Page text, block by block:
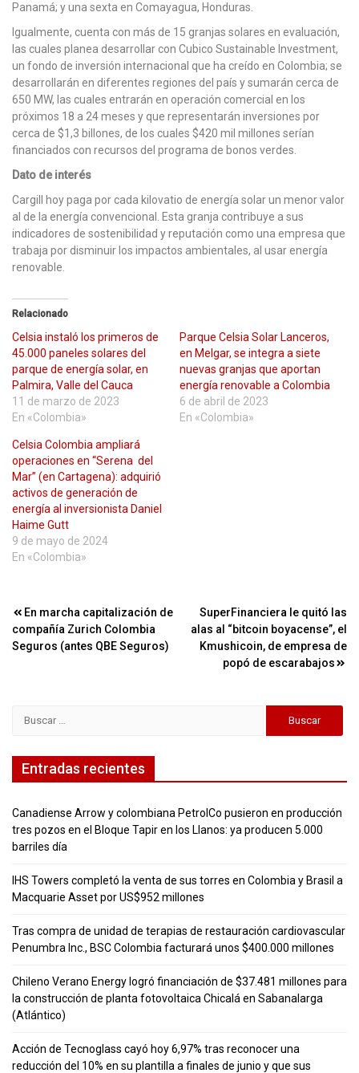
Panamá; y una sexta en Comayagua, Honduras.
Igualmente, cuenta con más de 15 granjas solares en evaluación,
las cuales planea desarrollar con Cubico Sustainable Investment,
un fondo de inversión internacional que ha creído en Colombia; se
desarrollarán en diferentes regiones del país y sumarán cerca de
650 MW, las cuales entrarán en operación comercial en los
próximos 18 a 24 meses y que representarán inversiones por
cerca de $1,3 billones, de los cuales $420 mil millones serían
financiados con recursos del programa de bonos verdes.
Dato de interés
Cargill hoy paga por cada kilovatio de energía solar un menor valor
al de la energía convencional. Esta granja contribuye a sus
indicadores de sostenibilidad y reputación como una empresa que
trabaja por disminuir los impactos ambientales, al usar energía
renovable.
Relacionado
Celsia instaló los primeros de
45.000 paneles solares del
parque de energía solar, en
Palmira, Valle del Cauca
11 de marzo de 2023
En «Colombia»
Parque Celsia Solar Lanceros,
en Melgar, se integra a siete
nuevas granjas que aportan
energía renovable a Colombia
6 de abril de 2023
En «Colombia»
Celsia Colombia ampliará
operaciones en “Serena del
Mar” (en Cartagena): adquirió
activos de generación de
energía al inversionista Daniel
Haime Gutt
9 de mayo de 2024
En «Colombia»
Navegación
de
En marcha capitalización de
compañía Zurich Colombia
Seguros (antes QBE Seguros)
SuperFinanciera le quitó las
alas al “bitcoin boyacense”, el
Kmushicoin, de empresa de
popó de escarabajos
Entradas recientes
Canadiense Arrow y colombiana PetrolCo pusieron en producción
tres pozos en el Bloque Tapir en los Llanos: ya producen 5.000
barriles día
IHS Towers completó la venta de sus torres en Colombia y Brasil a
Macquarie Asset por US$952 millones
Tras compra de unidad de terapias de restauración cardiovascular
Penumbra Inc., BSC Colombia facturará unos $400.000 millones
Chileno Verano Energy logró financiación de $37.481 millones para
la construcción de planta fotovoltaica Chicalá en Sabanalarga
(Atlántico)
Acción de Tecnoglass cayó hoy 6,97% tras reconocer una
reducción del 10% en su plantilla a finales de junio y que sus